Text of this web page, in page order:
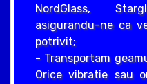
NordGlass,
asigurandu-ne ca
potrivit;
- Transportam
Orice vibratie sau